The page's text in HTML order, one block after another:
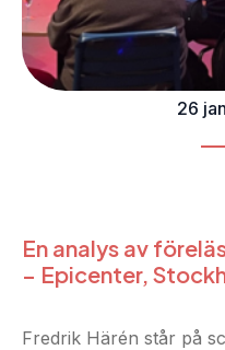
26
En analys av
– Epicenter,
Fredrik Härén står på